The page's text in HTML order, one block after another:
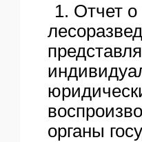
1. Отчет
органы